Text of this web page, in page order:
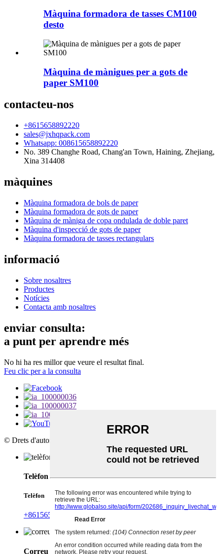
Màquina formadora de tasses CM100
desto
Màquina de mànigues per a gots de
paper SM100
contacteu-nos
+8615658892220
sales@jxhqpack.com
Whatsapp: 008615658892220
No. 389 Changhe Road, Chang'an Town, Haining, Zhejiang,
Xina 314408
màquines
Màquina formadora de bols de paper
Màquina formadora de gots de paper
Màquina de màniga de copa ondulada de doble paret
Màquina d'inspecció de gots de paper
Màquina formadora de tasses rectangulars
informació
Sobre nosaltres
Productes
Notícies
Contacta amb nosaltres
enviar consulta:
a punt per aprendre més
No hi ha res millor que veure el resultat final.
Feu clic per a la consulta
© Drets d'autor - 2010-2025: Tots els drets reservats.
Telèfon
Telèfon
+8615658892220
Correu electrònic